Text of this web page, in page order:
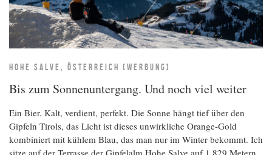
HOHE SALVE, ÖSTERREICH (WERBUNG)
Bis zum Sonnenuntergang. Und noch viel weiter
Ein Bier. Kalt, verdient, perfekt. Die Sonne hängt tief über den
Gipfeln Tirols, das Licht ist dieses unwirkliche Orange-Gold
kombiniert mit kühlem Blau, das man nur im Winter bekommt. Ich
sitze auf der Terrasse der Gipfelalm Hohe Salve auf 1.829 Metern,